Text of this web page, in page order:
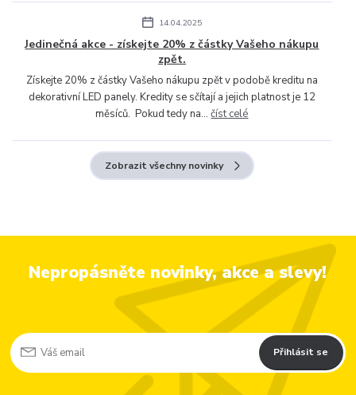
14.04.2025
Jedinečná akce - získejte 20% z částky Vašeho nákupu
zpět.
Získejte 20% z částky Vašeho nákupu zpět v podobě kreditu na
dekorativní LED panely. Kredity se sčítají a jejich platnost je 12
měsíců. Pokud tedy na...číst celé
Zobrazit všechny novinky
Nepropásněte novinky, akce a slevy!
Přihlásit se